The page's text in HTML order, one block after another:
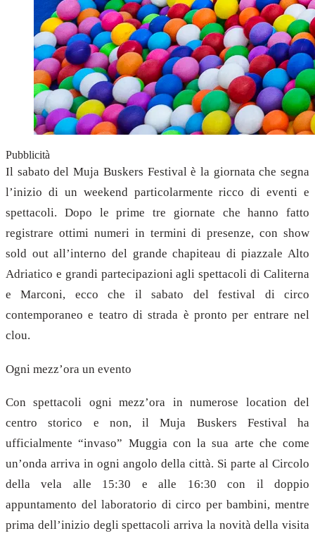
Pubblicità
Il sabato del Muja Buskers Festival è la giornata che segna
l’inizio di un weekend particolarmente ricco di eventi e
spettacoli. Dopo le prime tre giornate che hanno fatto
registrare ottimi numeri in termini di presenze, con show
sold out all’interno del grande chapiteau di piazzale Alto
Adriatico e grandi partecipazioni agli spettacoli di Caliterna
e Marconi, ecco che il sabato del festival di circo
contemporaneo e teatro di strada è pronto per entrare nel
clou.
Ogni mezz’ora un evento
Con spettacoli ogni mezz’ora in numerose location del
centro storico e non, il Muja Buskers Festival ha
ufficialmente “invaso” Muggia con la sua arte che come
un’onda arriva in ogni angolo della città. Si parte al Circolo
della vela alle 15:30 e alle 16:30 con il doppio
appuntamento del laboratorio di circo per bambini, mentre
prima dell’inizio degli spettacoli arriva la novità della visita